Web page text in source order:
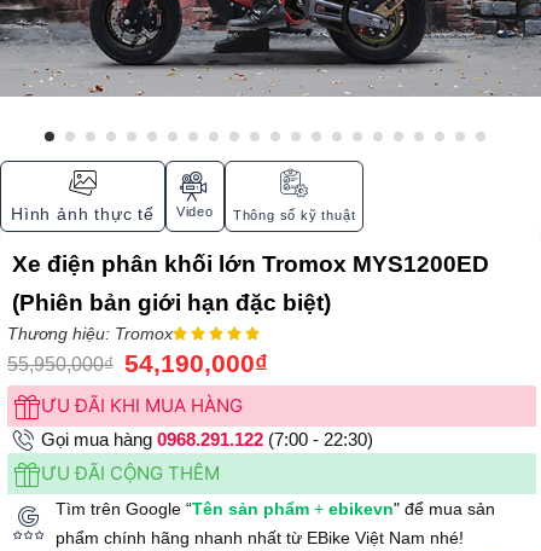
Hình ảnh thực tế Video Thông số kỹ thuật
Xe điện phân khối lớn Tromox MYS1200ED
(Phiên bản giới hạn đặc biệt)
Thương hiệu: Tromox    
55,950,000₫ 54,190,000₫
ƯU ĐÃI KHI MUA HÀNG
Gọi mua hàng 0968.291.122(7:00 - 22:30)
ƯU ĐÃI CỘNG THÊM
Tìm trên Google “Tên sản phẩm + ebikevn" để mua sản
phẩm chính hãng nhanh nhất từ EBike Việt Nam nhé!